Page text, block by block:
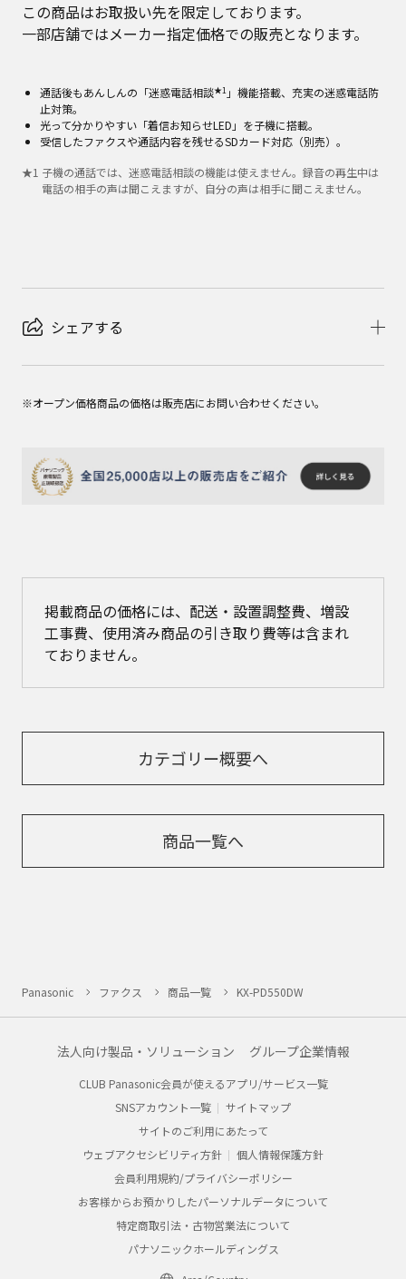
この商品はお取扱い先を限定しております。
一部店舗ではメーカー指定価格での販売となります。
通話後もあんしんの「迷惑電話相談★1 」機能搭載、充実の迷惑電話防
止対策。
光って分かりやすい「着信お知らせLED」を子機に搭載。
受信したファクスや通話内容を残せるSDカード対応（別売）。
★1 子機の通話では、迷惑電話相談の機能は使えません。録音の再生中は
電話の相手の声は聞こえますが、自分の声は相手に聞こえません。
シェアする
※オープン価格商品の価格は販売店にお問い合わせください。
掲載商品の価格には、配送・設置調整費、増設
工事費、使用済み商品の引き取り費等は含まれ
ておりません。
カテゴリー概要へ
商品一覧へ
Panasonic ファクス 商品一覧 KX-PD550DW
法人向け製品・ソリューション グループ企業情報
CLUB Panasonic会員が使えるアプリ/サービス一覧
SNSアカウント一覧
サイトマップ
サイトのご利用にあたって
ウェブアクセシビリティ方針
個人情報保護方針
会員利用規約/プライバシーポリシー
お客様からお預かりしたパーソナルデータについて
特定商取引法・古物営業法について
パナソニックホールディングス